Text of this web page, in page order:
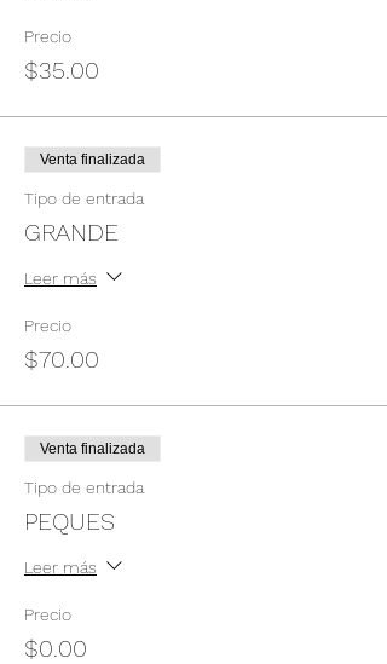
Precio
$35.00
Venta finalizada
Tipo de entrada
GRANDE
Leer más
Precio
$70.00
Venta finalizada
Tipo de entrada
PEQUES
Leer más
Precio
$0.00